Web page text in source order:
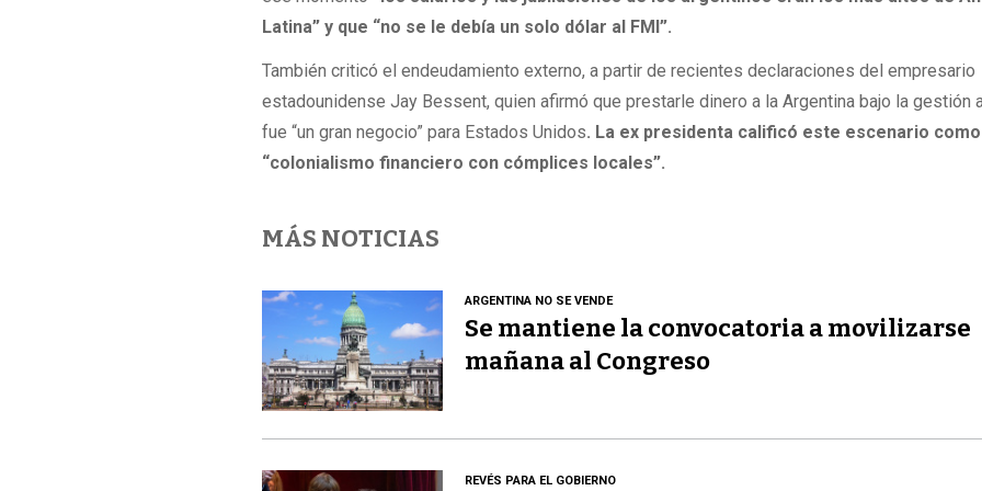
Latina” y que “no se le debía un solo dólar al FMI”.
También criticó el endeudamiento externo, a partir de recientes declaraciones del empresario
estadounidense Jay Bessent, quien afirmó que prestarle dinero a la Argentina bajo la gestión
fue “un gran negocio” para Estados Unidos. La ex presidenta calificó este escenario como
“colonialismo financiero con cómplices locales”.
MÁS NOTICIAS
ARGENTINA NO SE VENDE
Se mantiene la convocatoria a movilizarse
mañana al Congreso
REVÉS PARA EL GOBIERNO